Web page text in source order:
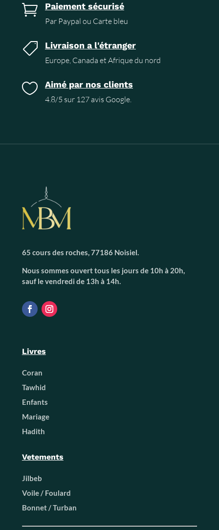
 Paiement sécurisé
Par Paypal ou Carte bleu
 Livraison a l'étranger
Europe, Canada et Afrique du nord
 Aimé par nos clients
4.8/5 sur 127 avis Google.
65 cours des roches, 77186 Noisiel.
Nous sommes ouvert tous les jours de 10h à 20h,
sauf le vendredi de 13h à 14h.
Livres
Coran
Tawhid
Enfants
Mariage
Hadith
Vetements
Jilbeb
Voile / Foulard
Bonnet / Turban